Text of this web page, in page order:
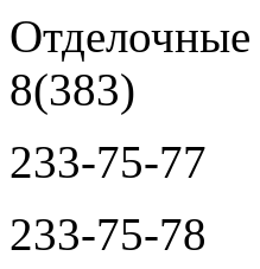
Отделочные
8(383)
233-75-77
233-75-78